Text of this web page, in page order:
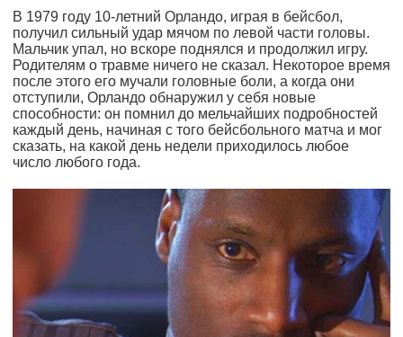
В 1979 году 10-летний Орландо, играя в бейсбол,
получил сильный удар мячом по левой части головы.
Мальчик упал, но вскоре поднялся и продолжил игру.
Родителям о травме ничего не сказал. Некоторое время
после этого его мучали головные боли, а когда они
отступили, Орландо обнаружил у себя новые
способности: он помнил до мельчайших подробностей
каждый день, начиная с того бейсбольного матча и мог
сказать, на какой день недели приходилось любое
число любого года.